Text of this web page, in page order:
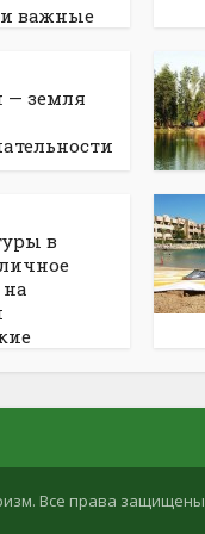
важные
— земля
в
Все права защищены